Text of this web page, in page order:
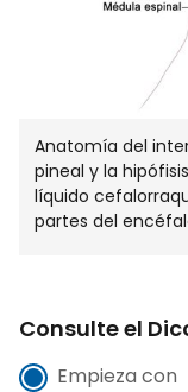
Anatomía del
pineal y la
líquido
partes del
Consulte el
Empieza con